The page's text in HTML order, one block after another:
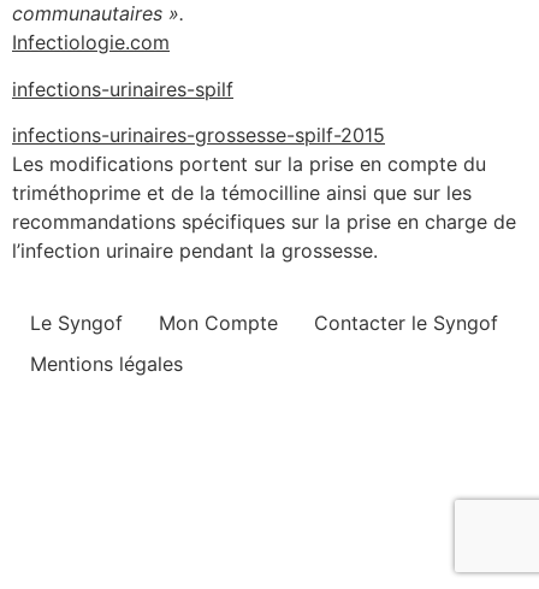
communautaires ».
Infectiologie.com
infections-urinaires-spilf
infections-urinaires-grossesse-spilf-2015
Les modifications portent sur la prise en compte du
triméthoprime et de la témocilline ainsi que sur les
recommandations spécifiques sur la prise en charge de
l’infection urinaire pendant la grossesse.
Le Syngof Mon Compte
Contacter le Syngof
Mentions légales